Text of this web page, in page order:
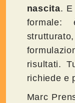
nascita. E
formale:
risultati.
richiede e
Marc